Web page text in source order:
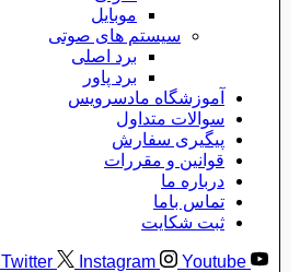
موبایل
سیستم های صوتی
برد اصلی
برد پاور
آموزشگاه مادسرویس
سوالات متداول
پیگیری سفارش
قوانین و مقررات
درباره ما
تماس باما
ثبت شکایت
Twitter Instagram
Youtube